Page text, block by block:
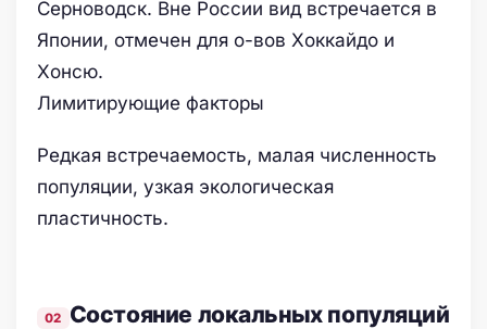
Серноводск. Вне России вид встречается в
Японии, отмечен для о-вов Хоккайдо и
Хонсю.
Лимитирующие факторы
Редкая встречаемость, малая численность
популяции, узкая экологическая
пластичность.
Состояние локальных популяций